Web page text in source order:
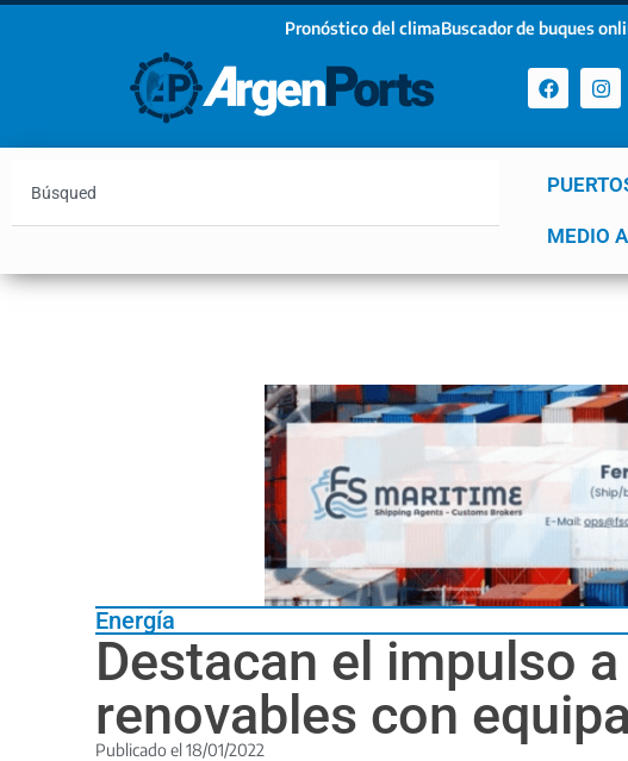
Pronóstico del climaBuscador de buques
MEDIO
YPF
Energía
Destacan el impulso
renovables con
Publicado el 18/01/2022
¡Sumate a nuestro Newsletter!
Email
Estoy de acuerdo con las condiciones y políticas de